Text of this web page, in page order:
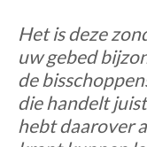
Het is deze
uw gebed
de
die handelt
hebt daarover